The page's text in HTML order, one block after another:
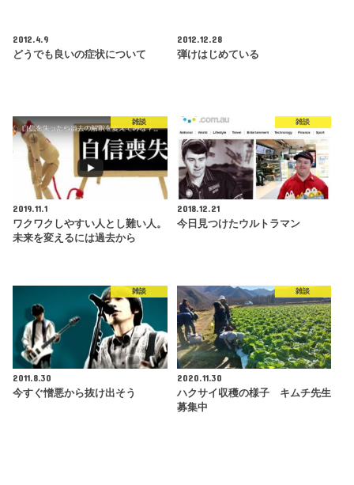
2012.4.9
どうでも良いの症状について
2012.12.28
弾けはじめている
雑談
2019.11.1
ワクワクしやすい人とし難い人。
未来を変えるには過去から
雑談
2018.12.21
今日見つけたウルトラマン
雑談
2011.8.30
今すぐ憎悪から抜け出そう
雑談
2020.11.30
ハクサイ収穫の様子 キムチ先生
募集中